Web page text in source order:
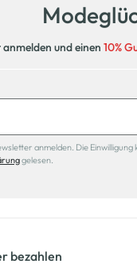
und einen 10%
anmelden. Die
gelesen.
bezahlen